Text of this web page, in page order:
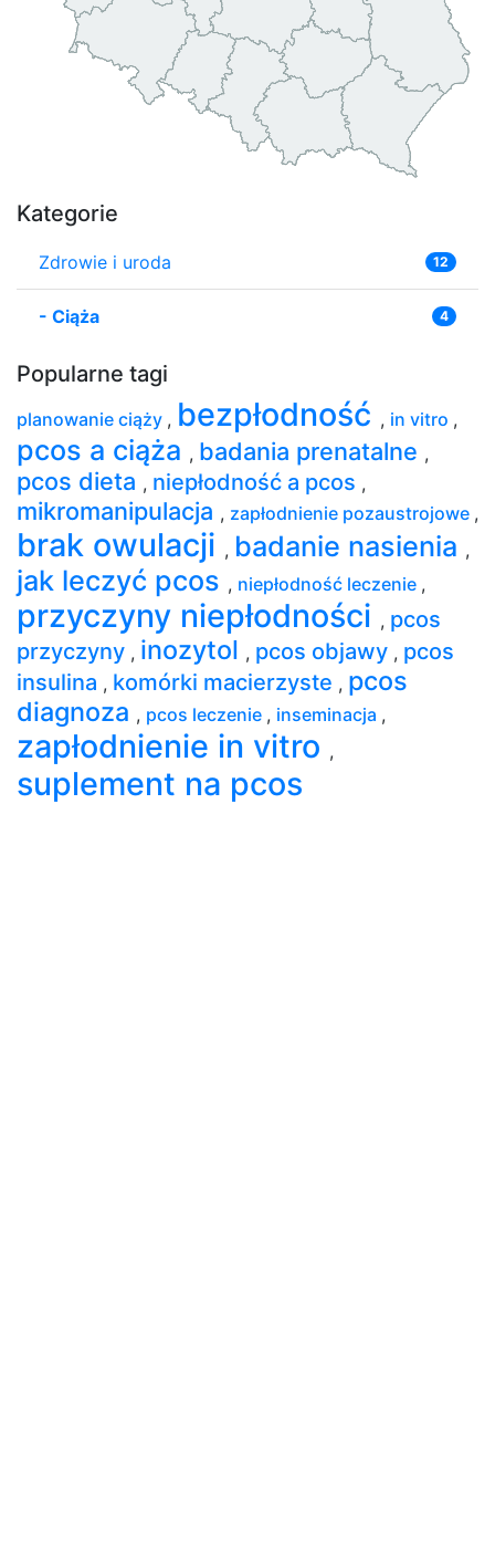
Kategorie
Zdrowie i uroda 12
- Ciąża 4
Popularne tagi
planowanie ciąży , bezpłodność , in vitro ,
pcos a ciąża , badania prenatalne ,
pcos dieta , niepłodność a pcos ,
mikromanipulacja , zapłodnienie pozaustrojowe ,
brak owulacji , badanie nasienia ,
jak leczyć pcos , niepłodność leczenie ,
przyczyny niepłodności , pcos
przyczyny , inozytol , pcos objawy , pcos
insulina , komórki macierzyste , pcos
diagnoza , pcos leczenie , inseminacja ,
zapłodnienie in vitro ,
suplement na pcos